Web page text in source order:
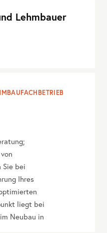
Lehmbauer
Sie bei
Ihres
liegt bei
Neubau in